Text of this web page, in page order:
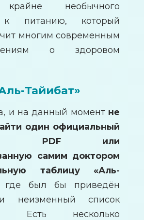
необычного
к питанию, который
многим современным
о здоровом
Тайибат»
и на данный момент не
один официальный
PDF или
самим доктором
таблицу «Аль-
где был бы приведён
неизменный список
Есть несколько